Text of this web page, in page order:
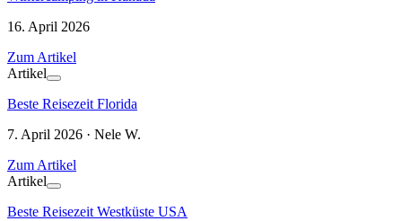
16. April 2026
Zum Artikel
Artikel
Beste Reisezeit Florida
7. April 2026 · Nele W.
Zum Artikel
Artikel
Beste Reisezeit Westküste USA